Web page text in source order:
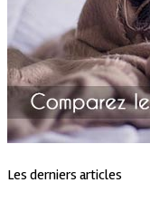
Les derniers articles